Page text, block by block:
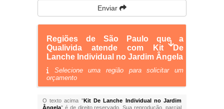
Enviar
Regiões de São Paulo que a
Qualivida atende com Kit De
Lanche Individual no Jardim Ângela
Selecione uma região para solicitar um
orçamento
O texto acima "Kit De Lanche Individual no Jardim
Ângela" é de direito reservado. Sua reprodução, parcial